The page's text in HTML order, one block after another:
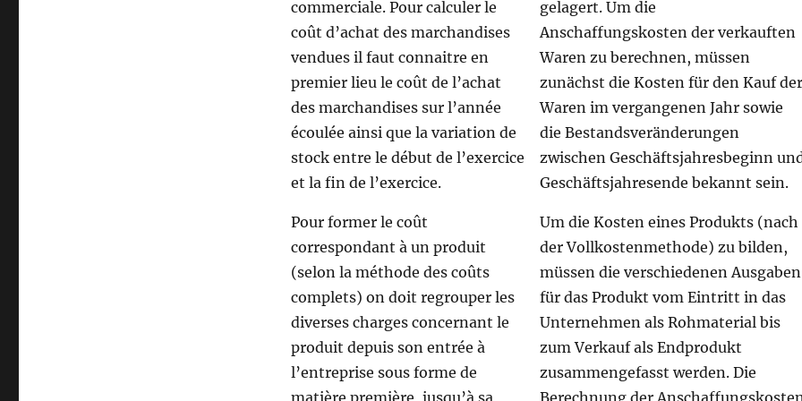
commerciale. Pour calculer le
coût d’achat des marchandises
vendues il faut connaitre en
premier lieu le coût de l’achat
des marchandises sur l’année
écoulée ainsi que la variation de
stock entre le début de l’exercice
et la fin de l’exercice.
gelagert. Um die
Anschaffungskosten der verkauften
Waren zu berechnen, müssen
zunächst die Kosten für den Kauf der
Waren im vergangenen Jahr sowie
die Bestandsveränderungen
zwischen Geschäftsjahresbeginn
Geschäftsjahresende bekannt sein.
Pour former le coût
correspondant à un produit
(selon la méthode des coûts
complets) on doit regrouper les
diverses charges concernant le
produit depuis son entrée à
l’entreprise sous forme de
matière première, jusqu’à sa
Um die Kosten eines Produkts (nach
der Vollkostenmethode) zu bilden,
müssen die verschiedenen Ausgaben
für das Produkt vom Eintritt in das
Unternehmen als Rohmaterial bis
zum Verkauf als Endprodukt
zusammengefasst werden. Die
Berechnung der Anschaffungskosten